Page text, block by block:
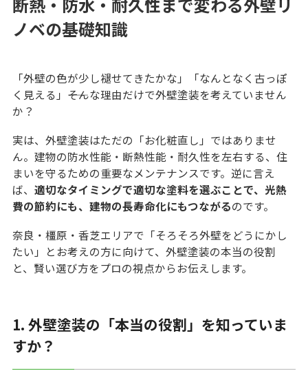
ノベの基礎知識
「外壁の色が少し褪せてきたかな」「なんとなく古っぽ
く見える」――そんな理由だけで外壁塗装を考えていません
か？
実は、外壁塗装はただの「お化粧直し」ではありませ
ん。建物の防水性能・断熱性能・耐久性を左右する、住
まいを守るための重要なメンテナンスです。逆に言え
ば、 適切なタイミングで適切な塗料を選ぶことで、光熱
費の節約にも、建物の長寿命化にもつながるのです。
奈良・橿原・香芝エリアで「そろそろ外壁をどうにかし
たい」とお考えの方に向けて、外壁塗装の本当の役割
と、賢い選び方をプロの視点からお伝えします。
1. 外壁塗装の「本当の役割」を知っていま
すか？